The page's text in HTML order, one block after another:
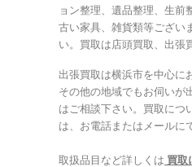
ョン整理、遺品整理、生前
古い家具、雑貨類等ござい
い。買取は店頭買取、出張
出張買取は横浜市を中心に
その他の地域でもお伺いが
はご相談下さい。買取につ
は、お電話またはメールに
取扱品目など詳しくは 買取